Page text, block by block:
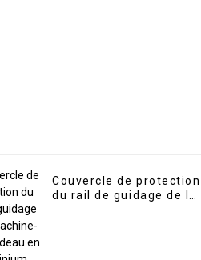
Couvercle de protection
du rail de guidage de la